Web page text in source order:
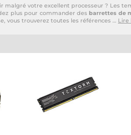
votre excellent processeur ? Les
plus pour commander des barrettes de
vous trouverez toutes les références … Lire